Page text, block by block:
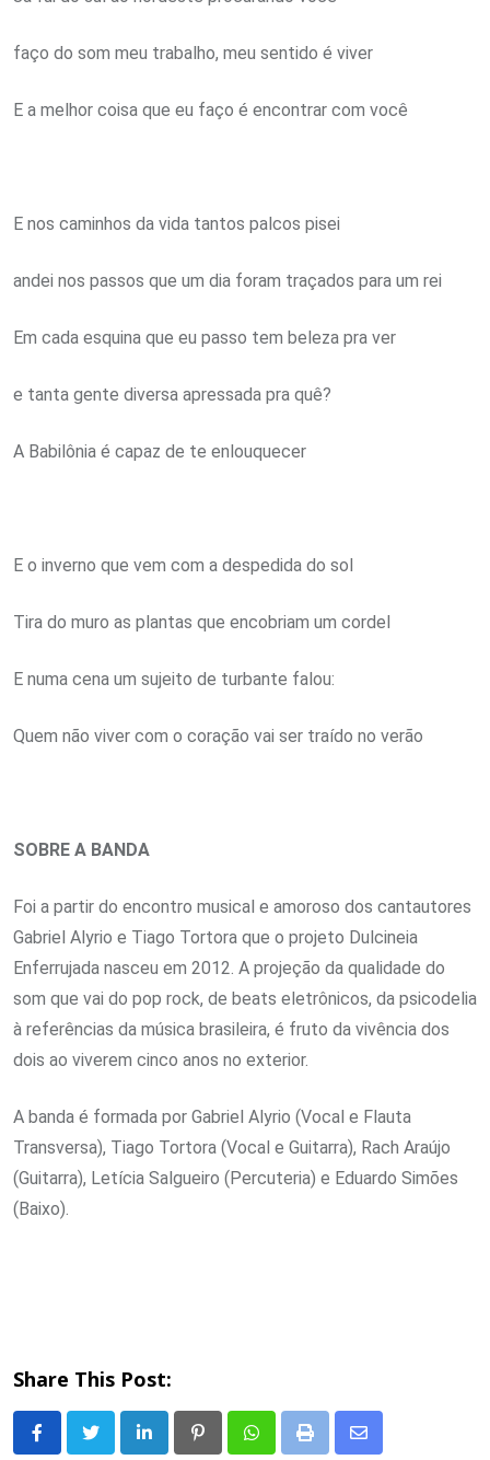
faço do som meu trabalho, meu sentido é viver
E a melhor coisa que eu faço é encontrar com você
E nos caminhos da vida tantos palcos pisei
andei nos passos que um dia foram traçados para um rei
Em cada esquina que eu passo tem beleza pra ver
e tanta gente diversa apressada pra quê?
A Babilônia é capaz de te enlouquecer
E o inverno que vem com a despedida do sol
Tira do muro as plantas que encobriam um cordel
E numa cena um sujeito de turbante falou:
Quem não viver com o coração vai ser traído no verão
SOBRE A BANDA
Foi a partir do encontro musical e amoroso dos cantautores
Gabriel Alyrio e Tiago Tortora que o projeto Dulcineia
Enferrujada nasceu em 2012. A projeção da qualidade do
som que vai do pop rock, de beats eletrônicos, da psicodelia
à referências da música brasileira, é fruto da vivência dos
dois ao viverem cinco anos no exterior.
A banda é formada por Gabriel Alyrio (Vocal e Flauta
Transversa), Tiago Tortora (Vocal e Guitarra), Rach Araújo
(Guitarra), Letícia Salgueiro (Percuteria) e Eduardo Simões
(Baixo).
Share This Post:
LinkedIn PinterestWhatsappPrint
Share